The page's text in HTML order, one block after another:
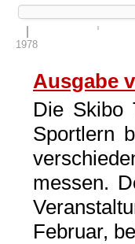
1978
Ausgabe
Die Skibo
Sportlern
messen.
Februar,